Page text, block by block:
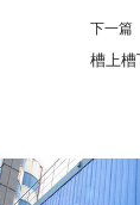
下一篇
槽上